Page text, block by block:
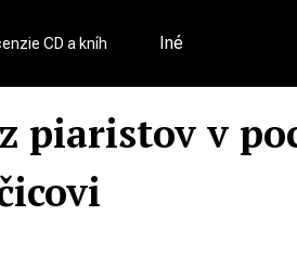
CD a kníh Iné
piaristov v